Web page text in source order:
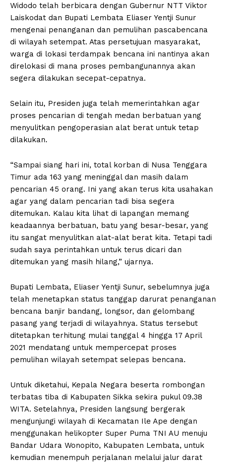
Widodo telah berbicara dengan Gubernur NTT Viktor
Laiskodat dan Bupati Lembata Eliaser Yentji Sunur
mengenai penanganan dan pemulihan pascabencana
di wilayah setempat. Atas persetujuan masyarakat,
warga di lokasi terdampak bencana ini nantinya akan
direlokasi di mana proses pembangunannya akan
segera dilakukan secepat-cepatnya.
Selain itu, Presiden juga telah memerintahkan agar
proses pencarian di tengah medan berbatuan yang
menyulitkan pengoperasian alat berat untuk tetap
dilakukan.
“Sampai siang hari ini, total korban di Nusa Tenggara
Timur ada 163 yang meninggal dan masih dalam
pencarian 45 orang. Ini yang akan terus kita usahakan
agar yang dalam pencarian tadi bisa segera
ditemukan. Kalau kita lihat di lapangan memang
keadaannya berbatuan, batu yang besar-besar, yang
itu sangat menyulitkan alat-alat berat kita. Tetapi tadi
sudah saya perintahkan untuk terus dicari dan
ditemukan yang masih hilang,” ujarnya.
Bupati Lembata, Eliaser Yentji Sunur, sebelumnya juga
telah menetapkan status tanggap darurat penanganan
bencana banjir bandang, longsor, dan gelombang
pasang yang terjadi di wilayahnya. Status tersebut
ditetapkan terhitung mulai tanggal 4 hingga 17 April
2021 mendatang untuk mempercepat proses
pemulihan wilayah setempat selepas bencana.
Untuk diketahui, Kepala Negara beserta rombongan
terbatas tiba di Kabupaten Sikka sekira pukul 09.38
WITA. Setelahnya, Presiden langsung bergerak
mengunjungi wilayah di Kecamatan Ile Ape dengan
menggunakan helikopter Super Puma TNI AU menuju
Bandar Udara Wonopito, Kabupaten Lembata, untuk
kemudian menempuh perjalanan melalui jalur darat